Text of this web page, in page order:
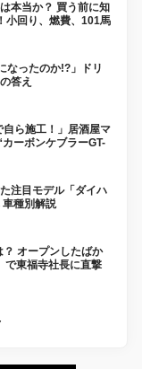
本当か？ 買う前に知
小回り、燃費、101馬
なったのか!?」ドリ
答え
自ら施工！」居酒屋マ
ーボンケブラーGT-
注目モデル「ダイハ
種別解説
オープンしたばか
で東福寺社長に直撃